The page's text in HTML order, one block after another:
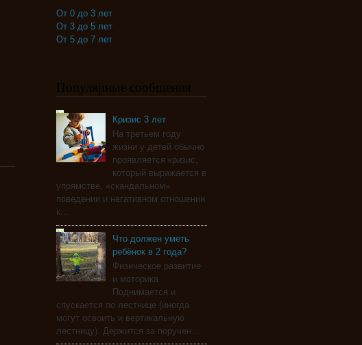
От 0 до 3 лет
От 3 до 5 лет
От 5 до 7 лет
Популярные сообщения
Кризис 3 лет
На третьем году
жизни у детей обычно
проявляется кризис,
который выражается в
упрямстве, «скандальном»
поведении и негативном отношении
к...
Что должен уметь
ребёнок в 2 года?
Физическое развитие
и моторика
Поднимается и
спускается по лестнице (иногда
могут освоить и вертикальную
лестницу). Держится за поручен...